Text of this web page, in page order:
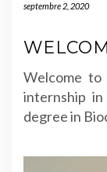
septembre 2, 2020
Welcome
internship
degree in